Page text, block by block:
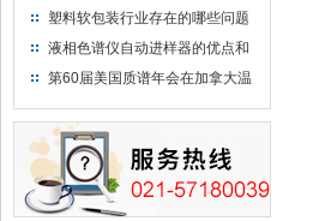
塑料软包装行业存在的哪些问题
液相色谱仪自动进样器的优点和
维护
第60届美国质谱年会在加拿大温